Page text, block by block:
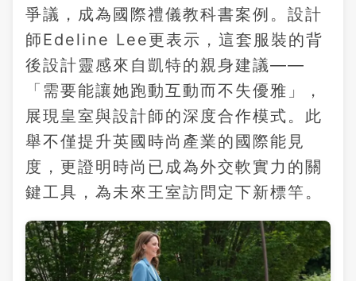
爭議，成為國際禮儀教科書案例。設計
師Edeline Lee更表示，這套服裝的背
後設計靈感來自凱特的親身建議——
「需要能讓她跑動互動而不失優雅」，
展現皇室與設計師的深度合作模式。此
舉不僅提升英國時尚產業的國際能見
度，更證明時尚已成為外交軟實力的關
鍵工具，為未來王室訪問定下新標竿。